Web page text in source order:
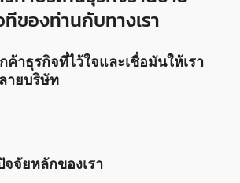
ของท่านกับทางเรา
ค้าธุรกิจที่ไว้ใจและเชื่อมันให้เรา
ายบริษัท
จัยหลักของเรา